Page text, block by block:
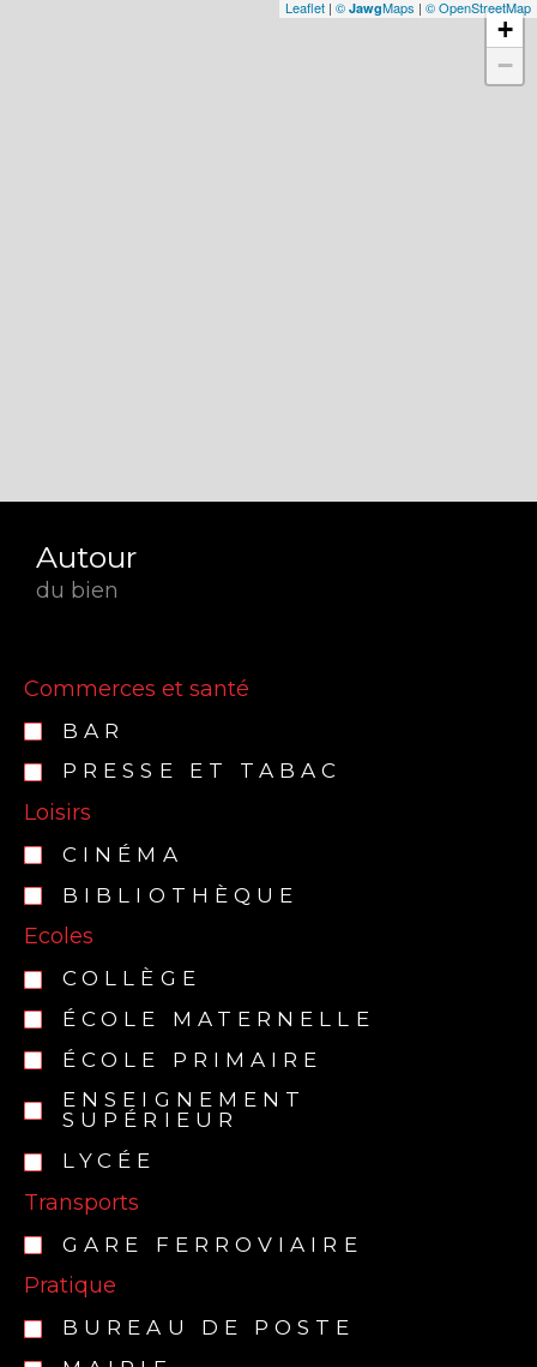
+
−
Leaflet | © JawgMaps | © OpenStreetMap
Autour
du bien
Commerces et santé
BAR
PRESSE ET TABAC
Loisirs
CINÉMA
BIBLIOTHÈQUE
Ecoles
COLLÈGE
ÉCOLE MATERNELLE
ÉCOLE PRIMAIRE
ENSEIGNEMENT
SUPÉRIEUR
LYCÉE
Transports
GARE FERROVIAIRE
Pratique
BUREAU DE POSTE